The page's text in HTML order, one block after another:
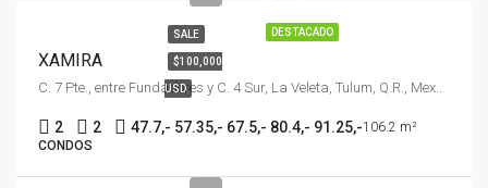
DESTACADO
SALE
$100,000
USD
XAMIRA
C. 7 Pte., entre Fundadores y C. 4 Sur, La Veleta, Tulum, Q.R., Mex..
2 2 47.7,- 57.35,- 67.5,- 80.4,- 91.25,-106.2 m²
CONDOS